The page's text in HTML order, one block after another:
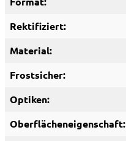
Rektifiziert:
Material:
Frostsicher:
Optiken:
Oberflächeneigenschaft: